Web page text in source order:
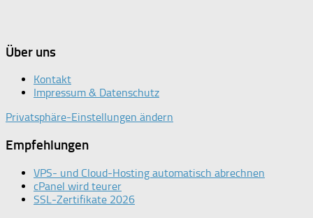
Über uns
Kontakt
Impressum & Datenschutz
Privatsphäre-Einstellungen ändern
Empfehlungen
VPS- und Cloud-Hosting automatisch abrechnen
cPanel wird teurer
SSL-Zertifikate 2026